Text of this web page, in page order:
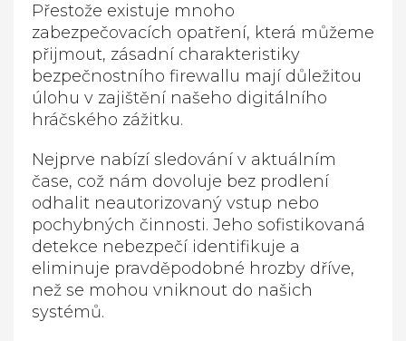
Přestože existuje mnoho
zabezpečovacích opatření, která můžeme
přijmout, zásadní charakteristiky
bezpečnostního firewallu mají důležitou
úlohu v zajištění našeho digitálního
hráčského zážitku.
Nejprve nabízí sledování v aktuálním
čase, což nám dovoluje bez prodlení
odhalit neautorizovaný vstup nebo
pochybných činnosti. Jeho sofistikovaná
detekce nebezpečí identifikuje a
eliminuje pravděpodobné hrozby dříve,
než se mohou vniknout do našich
systémů.